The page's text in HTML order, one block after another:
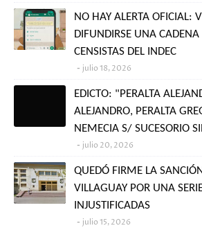
NO HAY ALERTA OFICIAL:
DIFUNDIRSE UNA CADENA
CENSISTAS DEL INDEC
julio 18, 2026
EDICTO: "PERALTA
ALEJANDRO, PERALTA
NEMECIA S/ SUCESORIO
julio 20, 2026
QUEDÓ FIRME LA
VILLAGUAY POR UNA
INJUSTIFICADAS
julio 15, 2026